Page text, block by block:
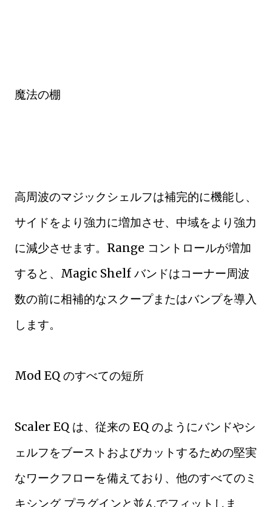
魔法の棚
高周波のマジックシェルフは補完的に機能し、
サイドをより強力に増加させ、中域をより強力
に減少させます。Range コントロールが増加
すると、Magic Shelf バンドはコーナー周波
数の前に相補的なスクープまたはバンプを導入
します。
Mod EQ のすべての短所
Scaler EQ は、従来の EQ のようにバンドやシ
ェルフをブーストおよびカットするための堅実
なワークフローを備えており、他のすべてのミ
キシング プラグインと並んでフィットしま